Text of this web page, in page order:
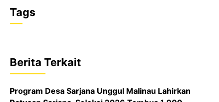
a
c
b
o
o
s
A
p
a
d
s
Tags
Berita Terkait
‎Program Desa Sarjana Unggul Malinau Lahirkan